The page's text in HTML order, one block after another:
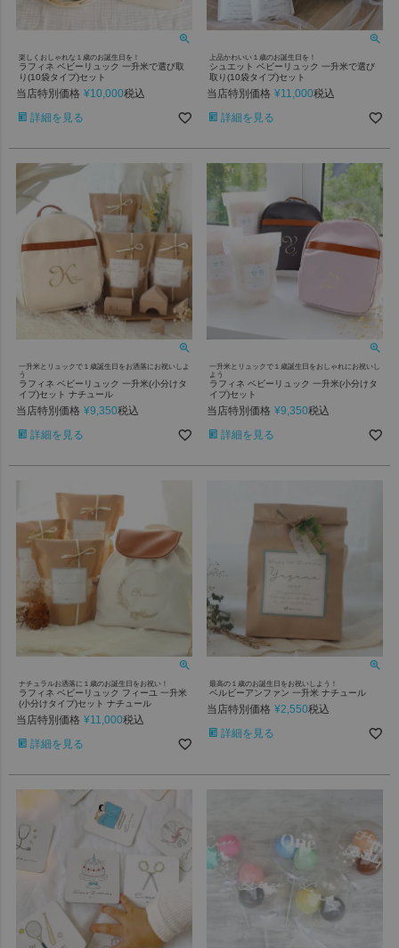
楽しくおしゃれな１歳のお誕生日を！
ラフィネ ベビーリュック 一升米で選び取
り(10袋タイプ)セット
当店特別価格 ¥10,000税込
詳細を見る
上品かわいい１歳のお誕生日を！
シュエット ベビーリュック 一升米で選び
取り(10袋タイプ)セット
当店特別価格 ¥11,000税込
詳細を見る
一升米とリュックで１歳誕生日をお洒落にお祝いしよ
う
ラフィネ ベビーリュック 一升米(小分けタ
イプ)セット ナチュール
当店特別価格 ¥9,350税込
詳細を見る
一升米とリュックで１歳誕生日をおしゃれにお祝いし
よう
ラフィネ ベビーリュック 一升米(小分けタ
イプ)セット
当店特別価格 ¥9,350税込
詳細を見る
ナチュラルお洒落に１歳のお誕生日をお祝い！
ラフィネ ベビーリュック フィーユ 一升米
(小分けタイプ)セット ナチュール
当店特別価格 ¥11,000税込
詳細を見る
最高の１歳のお誕生日をお祝いしよう！
ベルビーアンファン 一升米 ナチュール
当店特別価格 ¥2,550税込
詳細を見る